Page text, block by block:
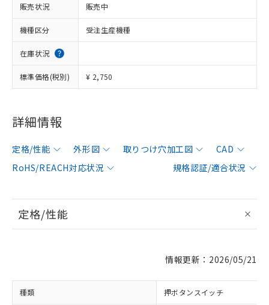
販売状況 販売中
機種区分 受注生産機種
在庫状況
標準価格(税別) ¥ 2,750
詳細情報
定格/性能 外形図 取りつけ穴加工図
CAD
RoHS/REACH対応状況
規格認証/適合状況
定格/性能
情報更新：2026/05/21
種類 押ボタンスイッチ